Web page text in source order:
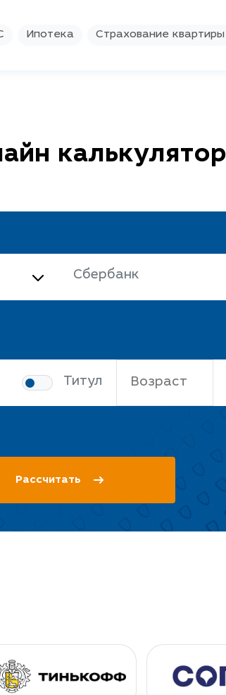
Ипотека Страхование квартиры
калькулятор
Сбербанк
Титул
Рассчитать